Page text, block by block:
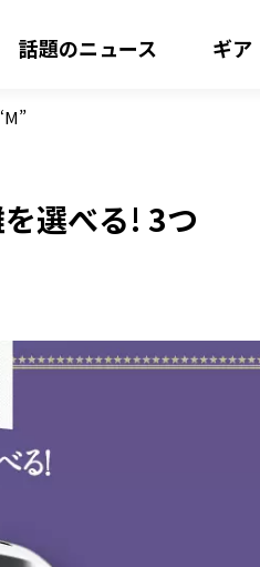
話題のニュース ギア
選べる! 3つ